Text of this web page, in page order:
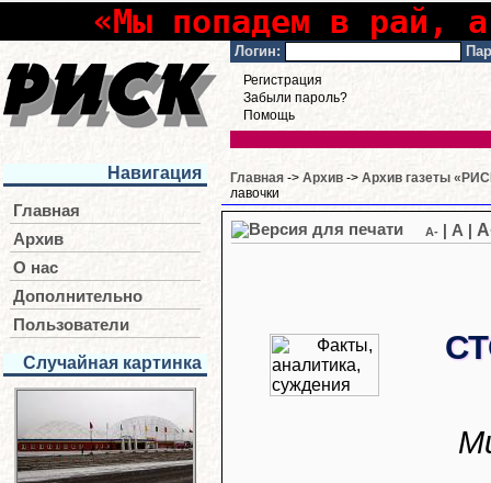
«Мы попадем в рай,
Логин:
Регистрация
Забыли пароль?
Помощь
Навигация
Главная
Архив
О нас
Дополнительно
Пользователи
Случайная картинка
Главная -> Архив -> Архив газеты
лавочки
A- A